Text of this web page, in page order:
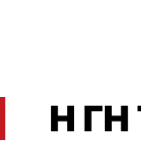
Η ΓΗ